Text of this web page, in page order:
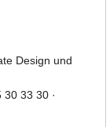
Design und
33 30 ·